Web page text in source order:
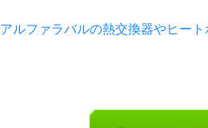
アルファラバルの熱交換器やヒー